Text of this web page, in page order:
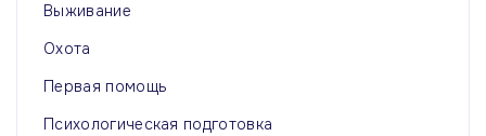
Выживание
Охота
Первая помощь
Психологическая подготовка